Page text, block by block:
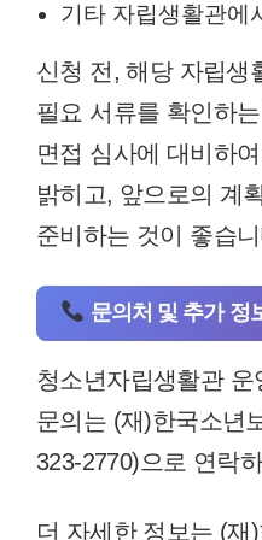
기타 자립생활관에
신청 전, 해당 자립생
필요 서류를 확인하
면접 심사에 대비하
밝히고, 앞으로의 계
준비하는 것이 좋습
문의처 및 추가 정
청소년자립생활관
문의는 (재)한국소년
323-2770)으로 연락
더 자세한 정보는 (재